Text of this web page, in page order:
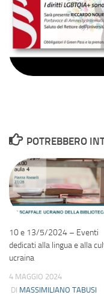
POTREBBERO
10 e 13/5/2024 – Eventi
dedicati alla lingua e alla
ucraina
4 MAGGIO 2024
DI MASSIMILIANO TABUSI